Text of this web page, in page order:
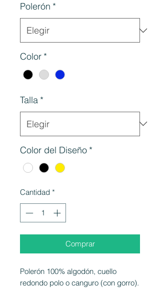
Polerón *
Color *
Talla *
Color del Diseño *
Cantidad *
Comprar
Polerón 100% algodón, cuello
redondo polo o canguro (con gorro).